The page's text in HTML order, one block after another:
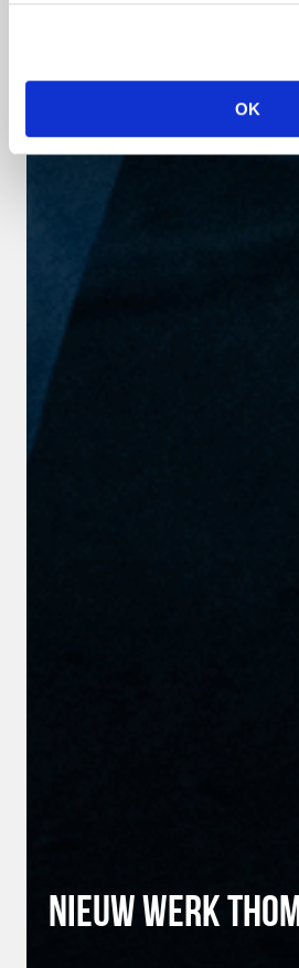
OK
Nieuw werk